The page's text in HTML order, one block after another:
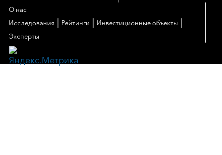
О нас
Исследования
Рейтинги Инвестиционные объекты
Эксперты